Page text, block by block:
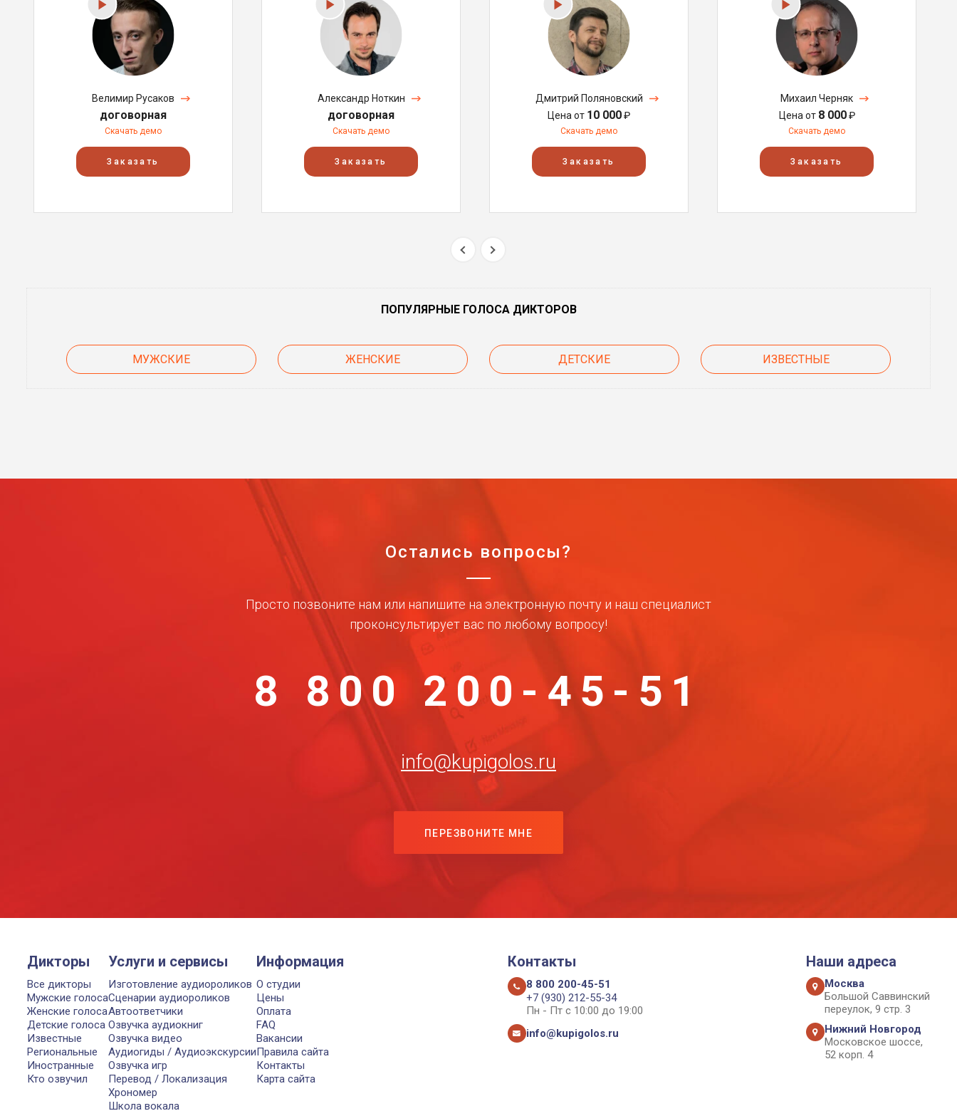
Велимир Русаков
договорная
Скачать демо
Заказать
Александр Ноткин
договорная
Скачать демо
Заказать
Дмитрий Поляновский
Цена от 10 000₽
Скачать демо
Заказать
Михаил Черняк
Цена от 8 000₽
Скачать демо
Заказать
ПОПУЛЯРНЫЕ ГОЛОСА ДИКТОРОВ
МУЖСКИЕ ЖЕНСКИЕ ДЕТСКИЕ ИЗВЕСТНЫЕ
Остались вопросы?
Просто позвоните нам или напишите на электронную почту и наш специалист
проконсультирует вас по любому вопросу!
8 800 200-45-51
info@kupigolos.ru
ПЕРЕЗВОНИТЕ МНЕ
Дикторы
Все дикторы
Мужские голоса
Женские голоса
Детские голоса
Известные
Региональные
Иностранные
Кто озвучил
Услуги и сервисы
Изготовление аудиороликов
Сценарии аудиороликов
Автоответчики
Озвучка аудиокниг
Озвучка видео
Аудиогиды / Аудиоэкскурсии
Озвучка игр
Перевод / Локализация
Хрономер
Школа вокала
Информация
О студии
Цены
Оплата
FAQ
Вакансии
Правила сайта
Контакты
Карта сайта
Контакты
8 800 200-45-51
+7 (930) 212-55-34
Пн - Пт с 10:00 до 19:00
info@kupigolos.ru
Наши адреса
Москва
Большой Саввинский
переулок, 9 стр. 3
Нижний Новгород
Московское шоссе,
52 корп. 4